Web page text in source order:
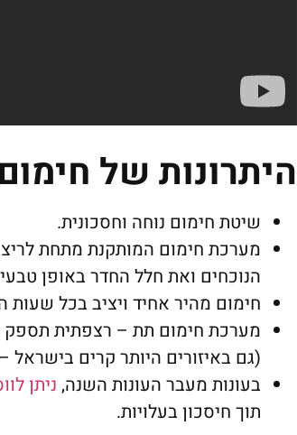
היתרונות של
שיטת חימום נוחה וחסכונית.
מערכת חימום המותקנת מתחת
הנוכחים ואת חלל החדר באופן
חימום מהיר אחיד ויציב בכל שעות
מערכת חימום תת – רצפתית תספק
(גם באיזורים היותר קרים בישראל
בעונות מעבר העונות השנה, ניתן
תוך חיסכון בעלויות.